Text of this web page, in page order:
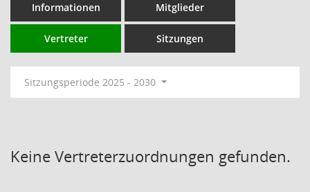
Informationen Mitglieder
Vertreter Sitzungen
Sitzungsperiode 2025 - 2030
Keine Vertreterzuordnungen gefunden.